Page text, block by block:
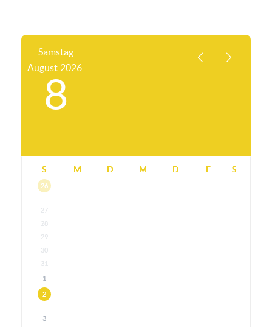
Samstag
August 2026
8
S M D M D F S
26
27
28
29
30
31
1
2
3